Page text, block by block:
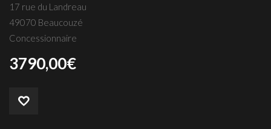
17 rue du Landreau
49070 Beaucouzé
Concessionnaire
3790,00€